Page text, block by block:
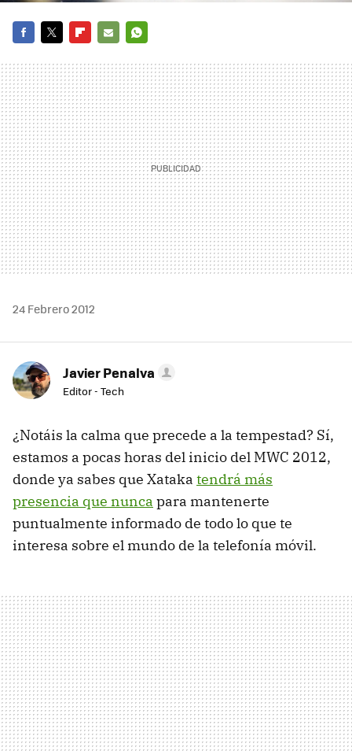
MAIL
24 Febrero 2012
Javier Penalva
Editor - Tech
¿Notáis la calma que precede a la tempestad? Sí,
estamos a pocas horas del inicio del MWC 2012,
donde ya sabes que Xataka tendrá más
presencia que nunca para mantenerte
puntualmente informado de todo lo que te
interesa sobre el mundo de la telefonía móvil.